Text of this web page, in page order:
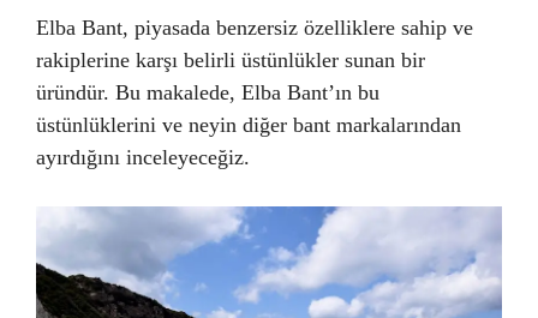
Elba Bant, piyasada benzersiz özelliklere sahip ve
rakiplerine karşı belirli üstünlükler sunan bir
üründür. Bu makalede, Elba Bant’ın bu
üstünlüklerini ve neyin diğer bant markalarından
ayırdığını inceleyeceğiz.